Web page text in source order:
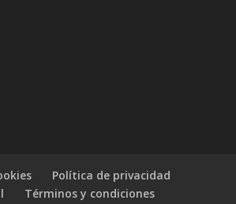
Política de privacidad
Términos y condiciones